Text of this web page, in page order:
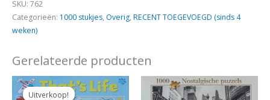
SKU: 762
Categorieën: 1000 stukjes, Overig, RECENT TOEGEVOEGD (sinds 4
weken)
Gerelateerde producten
Uitverkoop!
Uitverkoop!
Oorspronkelijke
prijs
Huidige
prijs